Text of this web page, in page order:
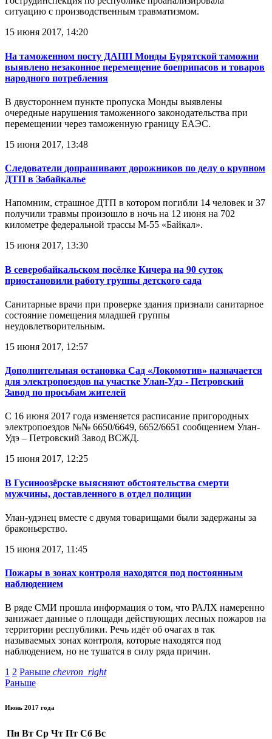
ситуацию с производственным травматизмом.
15 июня 2017, 14:20
На таможенном посту ДАПП Монды Бурятской таможни
выявлено незаконное перемещение боеприпасов и товаров
народного потребления
В двустороннем пункте пропуска Монды выявлены
очередные нарушения таможенного законодательства при
перемещении через таможенную границу ЕАЭС.
15 июня 2017, 13:48
Следователи допрашивают дорожников по делу о крупном
ДТП в Забайкалье
Напомним, страшное ДТП в котором погибли 14 человек и 37
получили травмы произошло в ночь на 12 июня на 702
километре федеральной трассы М-55 «Байкал».
15 июня 2017, 13:30
В северобайкальском посёлке Кичера на 90 суток
приостановили работу группы детского сада
Санитарные врачи при проверке здания признали санитарное
состояние помещения младшей группы
неудовлетворительным.
15 июня 2017, 12:57
Дополнительная остановка Сад «Локомотив» назначается
для электропоездов на участке Улан-Удэ - Петровский
Завод по просьбам жителей
С 16 июня 2017 года изменяется расписание пригородных
электропоездов №№ 6650/6649, 6652/6651 сообщением Улан-
Удэ – Петровский Завод ВСЖД.
15 июня 2017, 12:25
В Гусиноозёрске выясняют обстоятельства смерти
мужчины, доставленного в отдел полиции
Улан-удэнец вместе с двумя товарищами были задержаны за
браконьерство.
15 июня 2017, 11:45
Пожары в зонах контроля находятся под постоянным
наблюдением
В ряде СМИ прошла информация о том, что РАЛХ намеренно
занижает данные о площади действующих лесных пожаров на
территории республики. Речь идёт об очагах в так
называемых зонах контроля, которые находятся под
наблюдением, но не тушатся в силу ряда причин.
1 2 Раньше chevron_right
Раньше
Июнь 2017 года
Пн Вт Ср Чт Пт Сб Вс